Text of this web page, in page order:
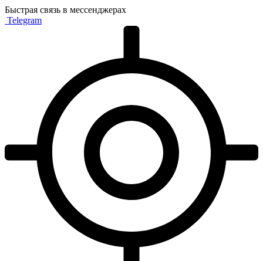
Быстрая связь в мессенджерах
Telegram